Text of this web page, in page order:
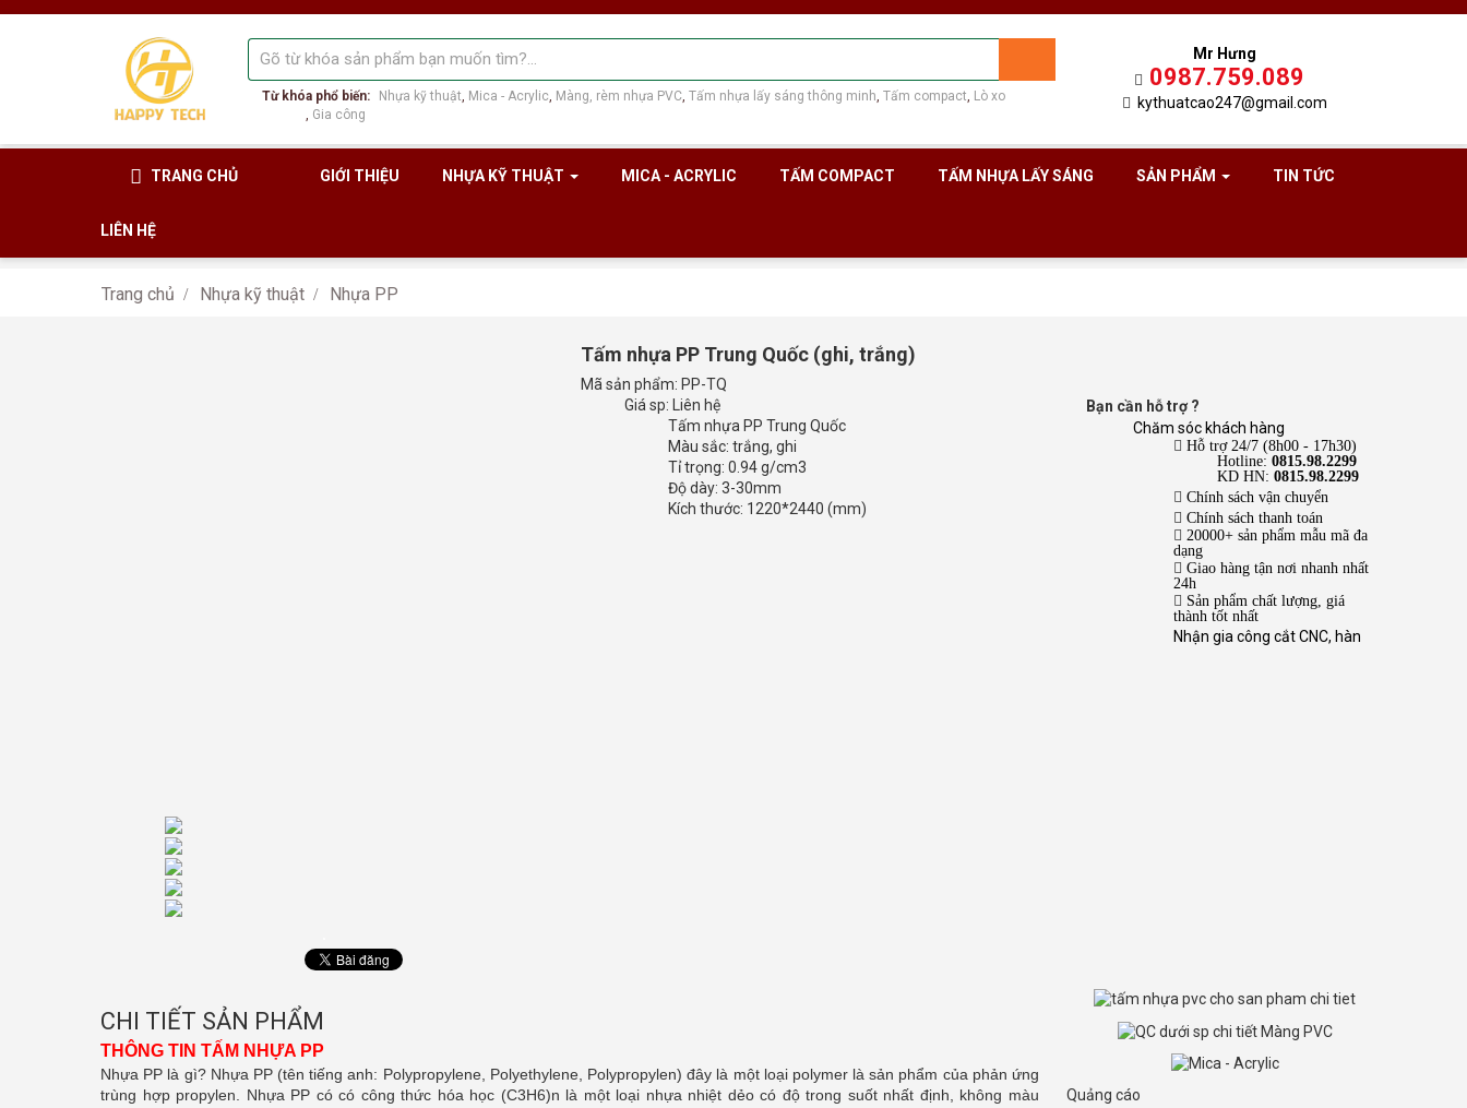
Từ khóa phổ biến: Nhựa kỹ thuật Mica - Acrylic Màng, rèm nhựa PVC Tấm nhựa lấy sáng thông minh Tấm compact
Lò xo
Gia công
Mr Hưng
0987.759.089
kythuatcao247@gmail.com
TRANG CHỦ GIỚI THIỆU NHỰA KỸ THUẬT MICA - ACRYLIC TẤM COMPACT TẤM NHỰA LẤY SÁNG SẢN PHẨM TIN TỨC
LIÊN HỆ
Trang chủ Nhựa kỹ thuật Nhựa PP
Tấm nhựa PP Trung Quốc (ghi, trắng)
Mã sản phẩm: PP-TQ
Giá sp:
Liên hệ
Tấm nhựa PP Trung Quốc
Màu sắc: trắng, ghi
Tỉ trọng: 0.94 g/cm3
Độ dày: 3-30mm
Kích thước: 1220*2440 (mm)
Bạn cần hỗ trợ ?
Chăm sóc khách hàng
Hỗ trợ 24/7 (8h00 - 17h30)
Hotline: 0815.98.2299
KD HN: 0815.98.2299
Chính sách vận chuyển
Chính sách thanh toán
20000+ sản phẩm mẫu mã đa
dạng
Giao hàng tận nơi nhanh nhất
24h
Sản phẩm chất lượng, giá
thành tốt nhất
Nhận gia công cắt CNC, hàn
CHI TIẾT SẢN PHẨM
THÔNG TIN TẤM NHỰA PP
Nhựa PP là gì? Nhựa PP (tên tiếng anh: Polypropylene, Polyethylene, Polypropylen) đây là một loại polymer là sản phẩm của phản ứng
trùng hợp propylen. Nhựa PP có có công thức hóa học (C3H6)n là một loại nhựa nhiệt dẻo có độ trong suốt nhất định, không màu
Quảng cáo